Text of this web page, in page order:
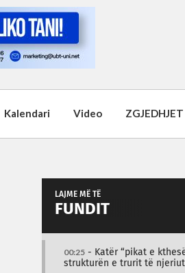
Kalendari Video
LAJME MË TË
FUNDIT
00:25 - Katër “pikat e
strukturën e trurit të njeriut